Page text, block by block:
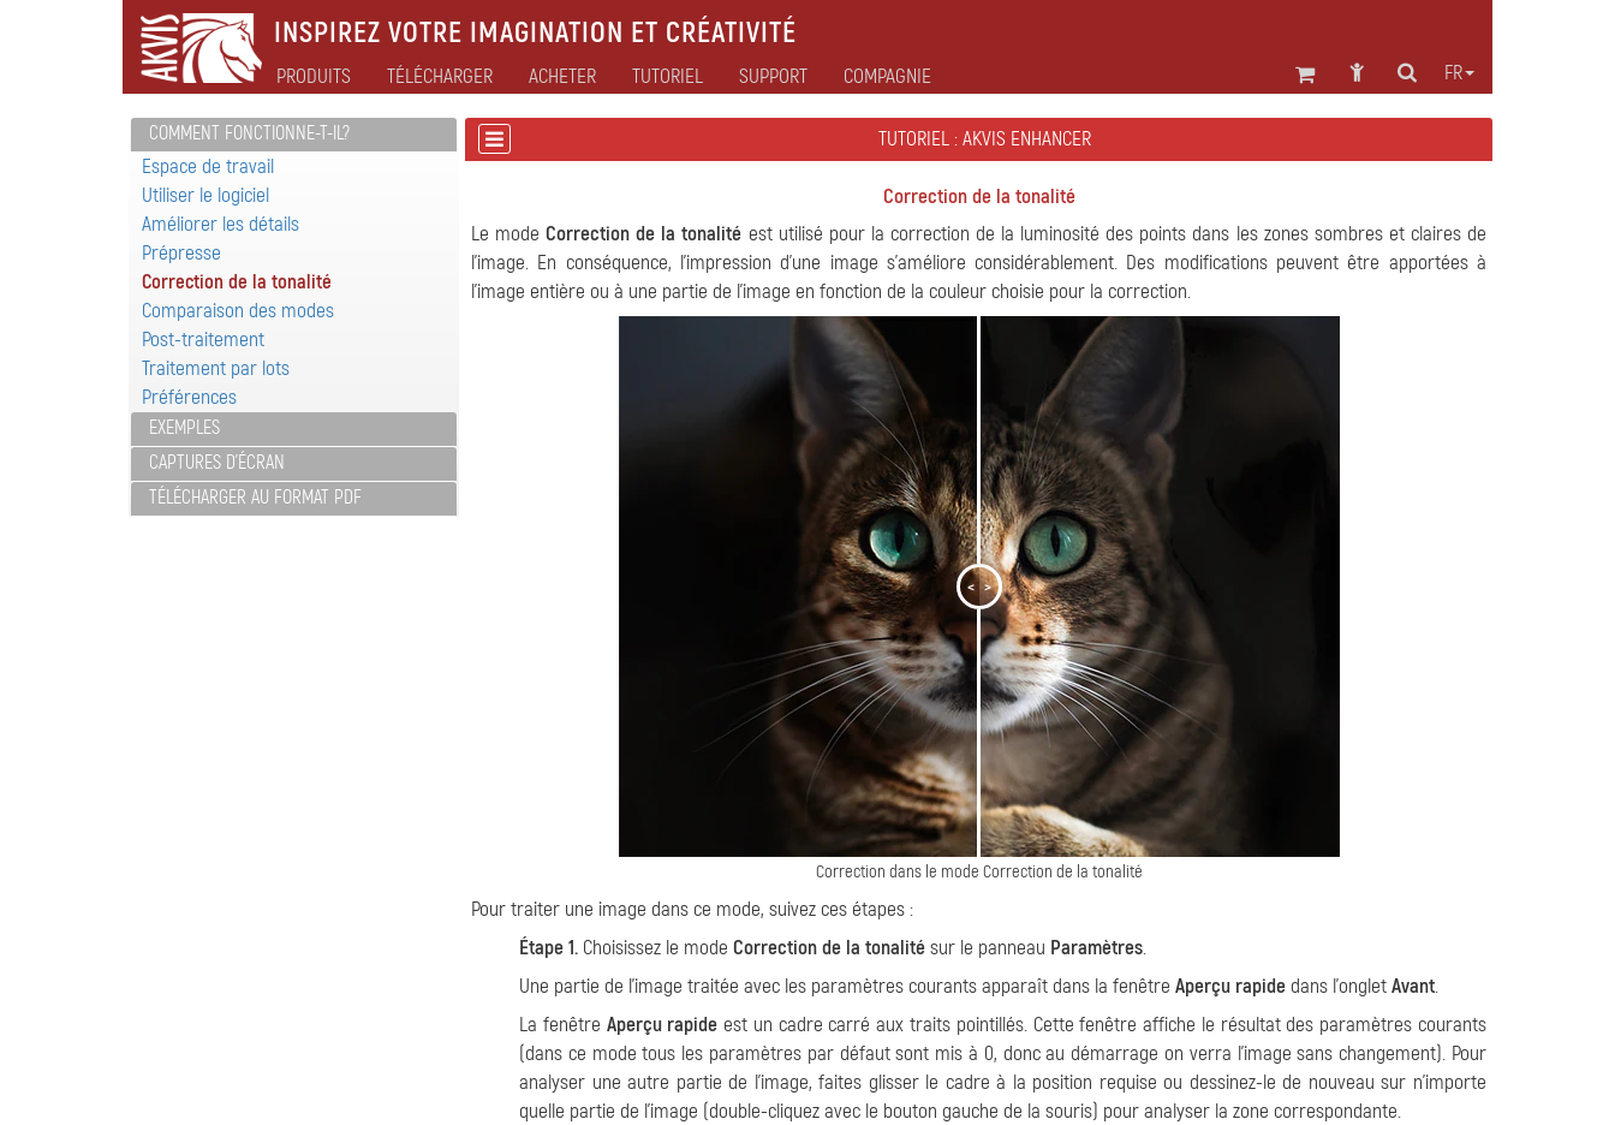
INSPIREZ VOTRE IMAGINATION ET CRÉATIVITÉ
FR
PRODUITS TÉLÉCHARGER ACHETER TUTORIEL SUPPORT COMPAGNIE
COMMENT FONCTIONNE-T-IL?
Espace de travail
Utiliser le logiciel
Améliorer les détails
Prépresse
Correction de la tonalité
Comparaison des modes
Post-traitement
Traitement par lots
Préférences
EXEMPLES
CAPTURES D'ÉCRAN
TÉLÉCHARGER AU FORMAT PDF
TUTORIEL : AKVIS ENHANCER
Correction de la tonalité
Le modeCorrection de la tonalité est utilisé pour la correction de la luminosité des points dans les zones sombres et claires de
l'image. En conséquence, l'impression d'une image s'améliore considérablement. Des modifications peuvent être apportées à
l'image entière ou à une partie de l'image en fonction de la couleur choisie pour la correction.
< >
Correction dans le mode Correction de la tonalité
Pour traiter une image dans ce mode, suivez ces étapes :
Étape 1. Choisissez le mode Correction de la tonalitésur le panneau Paramètres.
Une partie de l'image traitée avec les paramètres courants apparaît dans la fenêtre Aperçu rapide dans l'ongletAvant.
La fenêtre Aperçu rapide est un cadre carré aux traits pointillés. Cette fenêtre affiche le résultat des paramètres courants
(dans ce mode tous les paramètres par défaut sont mis à 0, donc au démarrage on verra l'image sans changement). Pour
analyser une autre partie de l'image, faites glisser le cadre à la position requise ou dessinez-le de nouveau sur n'importe
quelle partie de l'image (double-cliquez avec le bouton gauche de la souris) pour analyser la zone correspondante.